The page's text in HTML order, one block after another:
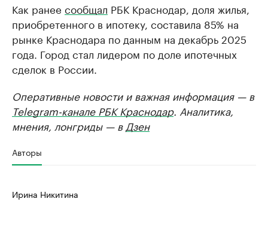
Как ранее сообщал РБК Краснодар, доля жилья,
приобретенного в ипотеку, составила 85% на
рынке Краснодара по данным на декабрь 2025
года. Город стал лидером по доле ипотечных
сделок в России.
Оперативные новости и важная информация — в
Telegram-канале РБК Краснодар. Аналитика,
мнения, лонгриды — в Дзен
Авторы
Ирина Никитина